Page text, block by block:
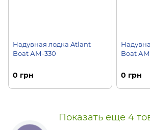
Надувная лодка Atlant
Boat АМ-330
0 грн
Boat
0 грн
Показать еще 4